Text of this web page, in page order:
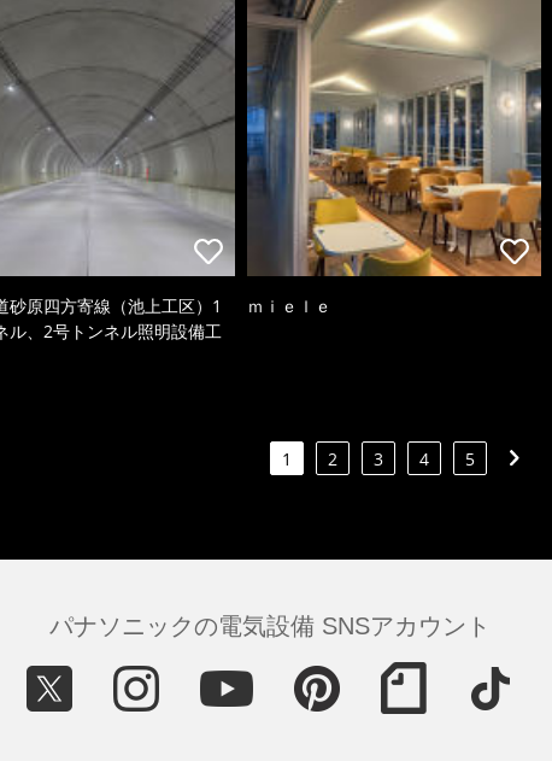
砂原四方寄線（池上工区）1
ル、2号トンネル照明設備工
ｍｉｅｌｅ
1 2 3 4 5
パナソニックの電気設備 SNSアカウント